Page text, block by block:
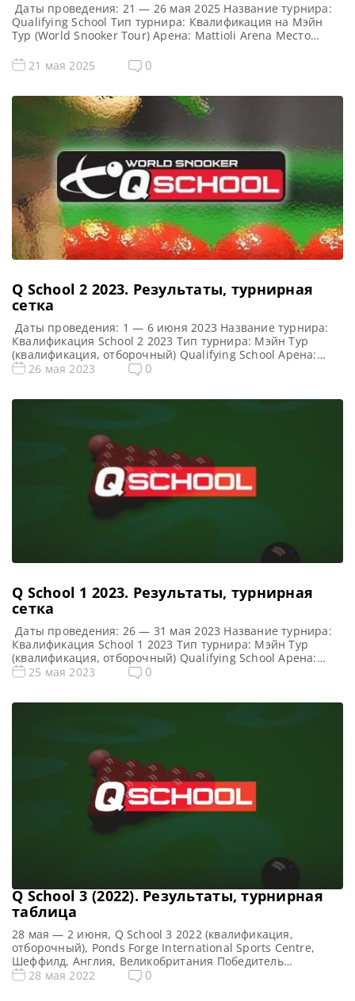
Даты проведения: 21 — 26 мая 2025 Название турнира:
Qualifying School Тип турнира: Квалификация на Мэйн
Тур (World Snooker Tour) Арена: Mattioli Arena Место
Англия, Великобритания Примечание: Всего будет
разыграно восемь карт World Snooker Tour, а финалисты
Мэйн Туре на […]
21 мая 2025 0
Q School 2 2023. Результаты, турнирная
сетка
Даты проведения: 1 — 6 июня 2023 Название турнира:
Квалификация School 2 2023 Тип турнира: Мэйн Тур
(квалификация, отборочный) Qualifying School Арена:
Morningside Arena Место проведения (населенный пункт,
результаты Q School 2023 Призовой фонд Q School 2 2023
26 мая 2023 0
Q School 1 2023. Результаты, турнирная
сетка
Даты проведения: 26 — 31 мая 2023 Название турнира:
Квалификация School 1 2023 Тип турнира: Мэйн Тур
(квалификация, отборочный) Qualifying School Арена:
Morningside Arena Место проведения (населенный пункт,
25 мая 2023 0
Q School 3 (2022). Результаты, турнирная
таблица
28 мая — 2 июня, Q School 3 2022 (квалификация,
отборочный), Ponds Forge International Sports Centre,
Шеффилд, Англия, Великобритания Победитель
предыдущего турнира: — Все новости и результаты Q
28 мая 2022 0